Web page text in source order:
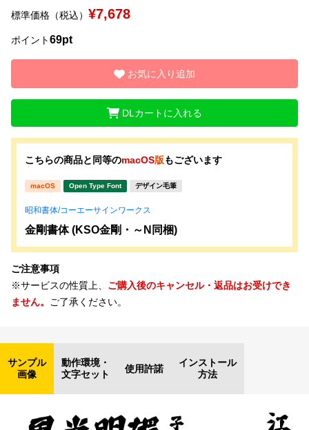
標準価格（税込） ¥7,678
ポイント69pt
お気に入り追加
DLカートに入れる
こちらの商品と同等のmacOS版もございます
macOS Open Type Font デザイン毛筆
昭和書体/コーエーサインワークス
金剛書体 (KSO金剛・～N同梱)
ご注意事項
※サービスの性質上、 ご購入後のキャンセル・返品はお受けでき
ません。 ご了承ください。
サンプル
画像
動作環境・
文字セット
使用許諾
インストール
方法